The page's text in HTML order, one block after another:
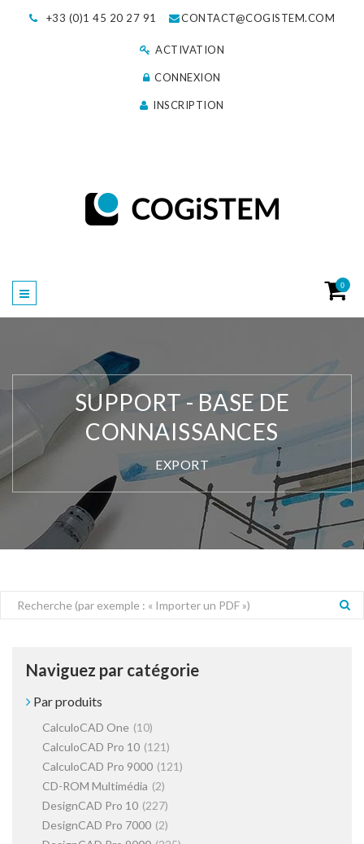
+33 (0)1 45 20 27 91 CONTACT@COGISTEM.COM
ACTIVATION
CONNEXION
INSCRIPTION
0
SUPPORT - BASE DE
CONNAISSANCES
EXPORT
Naviguez par catégorie
Par produits
CalculoCAD One (10)
CalculoCAD Pro 10 (121)
CalculoCAD Pro 9000 (121)
CD-ROM Multimédia (2)
DesignCAD Pro 10 (227)
DesignCAD Pro 7000 (2)